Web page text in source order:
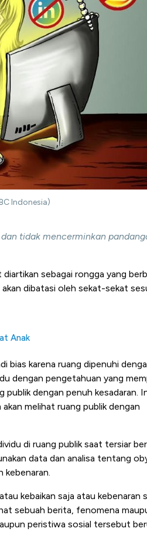
Indonesia)
tidak mencerminkan
sebagai rongga yang
dibatasi oleh sekat-sekat
Anak
bias karena ruang dipenuhi
dengan pengetahuan yang
publik dengan penuh kesadaran.
melihat ruang publik dengan
di ruang publik saat tersiar
data dan analisa tentang
kebenaran.
kebaikan saja atau kebenaran
sebuah berita, fenomena
peristiwa sosial tersebut